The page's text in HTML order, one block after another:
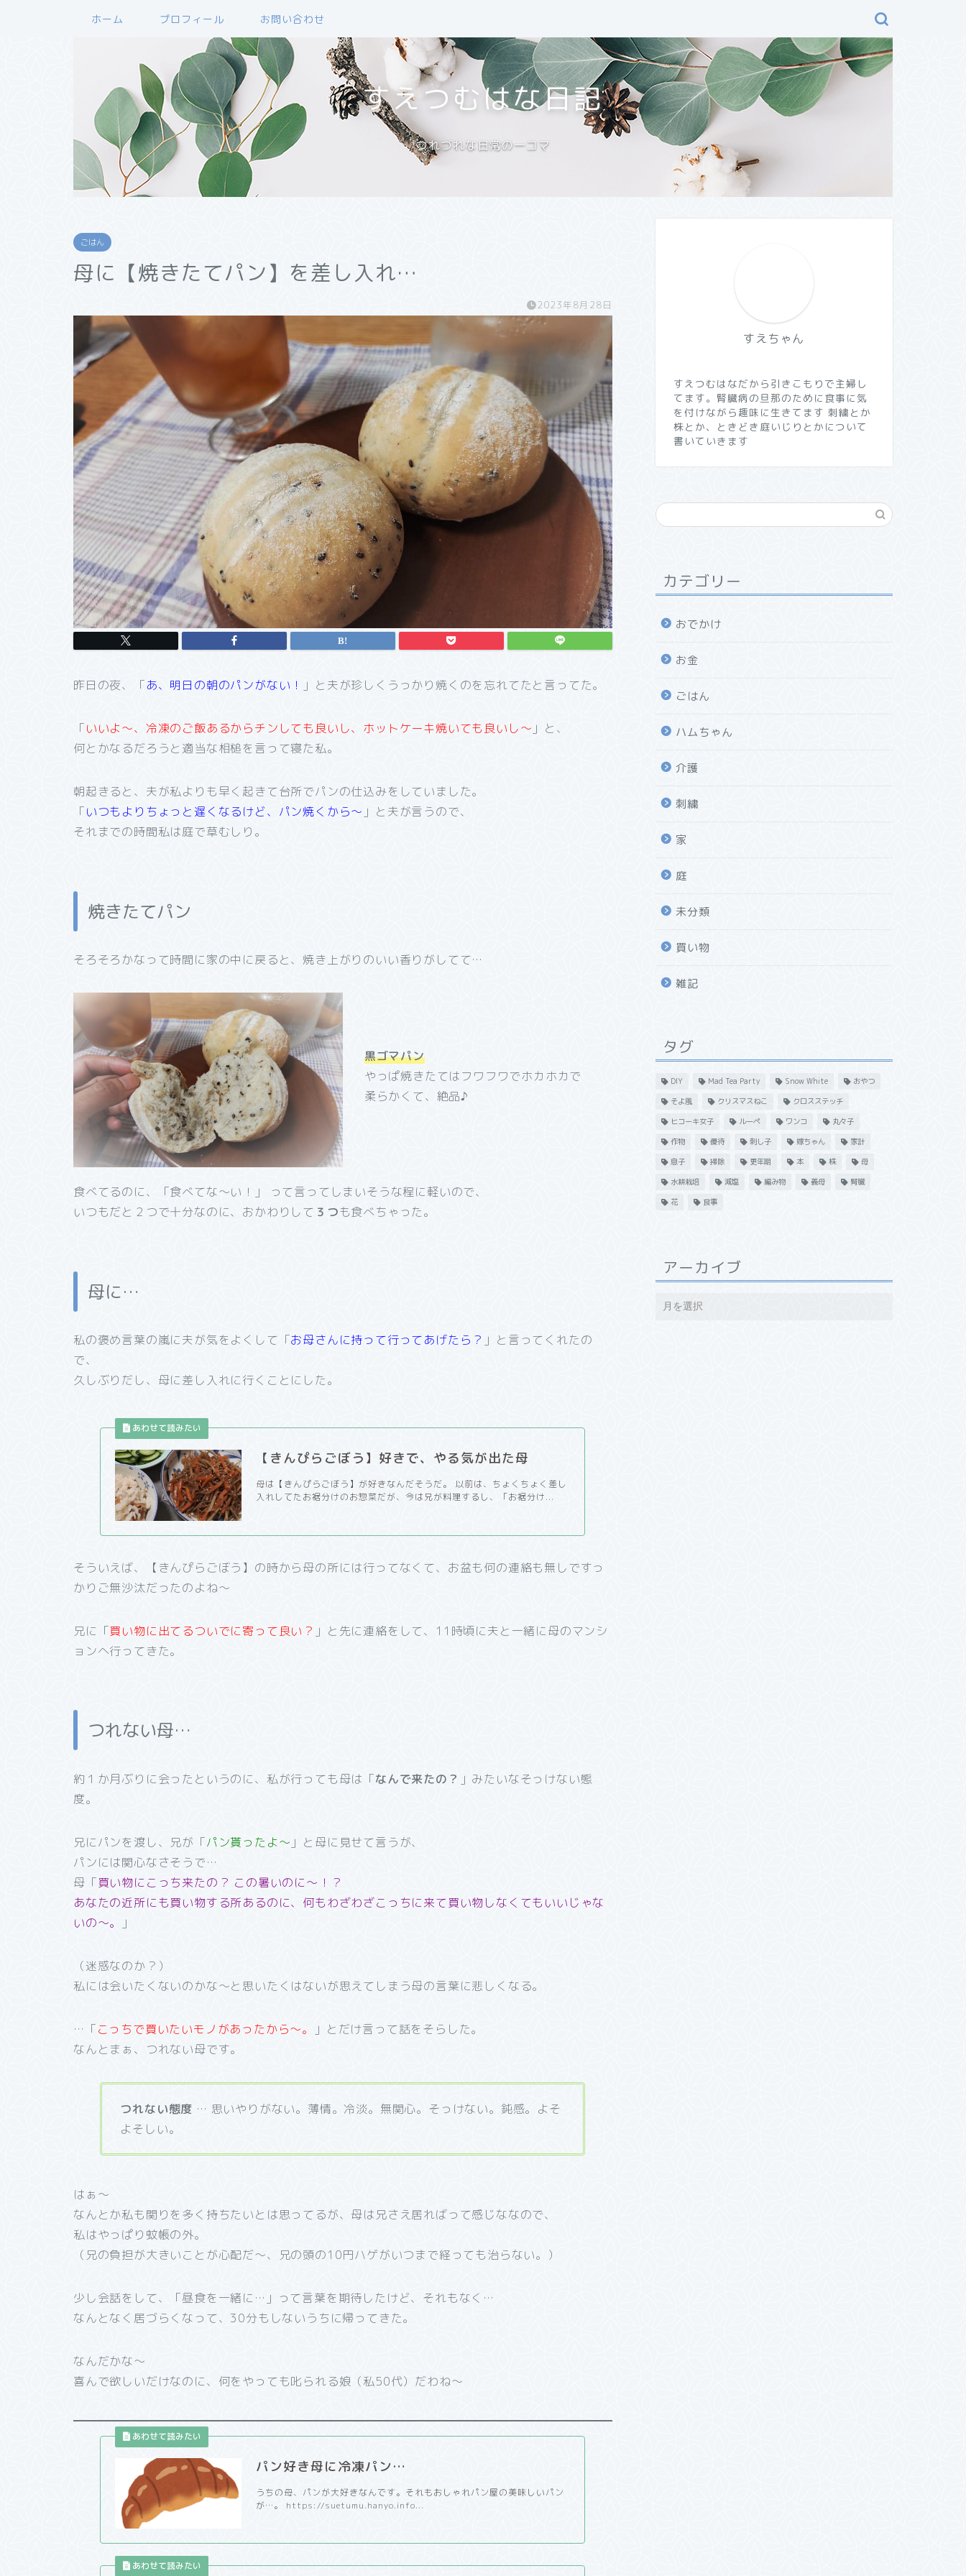
ホーム プロフィール お問い合わせ
すえつむはな日記
つれづれな日常の一コマ
ごはん
母に【焼きたてパン】を差し入れ…
2023年8月28日
昨日の夜、「あ、明日の朝のパンがない！ 」と夫が珍しくうっかり焼くのを忘れてたと言ってた。
「いいよ～、冷凍のご飯あるからチンしても良いし、ホットケーキ焼いても良いし～ 」と、
何とかなるだろうと適当な相槌を言って寝た私。
朝起きると、夫が私よりも早く起きて台所でパンの仕込みをしていました。
「いつもよりちょっと遅くなるけど、パン焼くから～ 」と夫が言うので、
それまでの時間私は庭で草むしり。
焼きたてパン
そろそろかなって時間に家の中に戻ると、焼き上がりのいい香りがしてて…
黒ゴマパン
やっぱ焼きたてはフワフワでホカホカで
柔らかくて、絶品♪
食べてるのに、「食べてな～い！」 って言ってしまいそうな程に軽いので、
いつもだと２つで十分なのに、おかわりして ３つも食べちゃった。
母に…
私の褒め言葉の嵐に夫が気をよくして「お母さんに持って行ってあげたら？ 」と言ってくれたの
で、
久しぶりだし、母に差し入れに行くことにした。
【きんぴらごぼう】好きで、やる気が出た母
母は【きんぴらごぼう】が好きなんだそうだ。 以前は、ちょくちょく差し
入れしてたお裾分けのお惣菜だが、今は兄が料理するし、「お裾分け...
そういえば、【きんぴらごぼう】の時から母の所には行ってなくて、お盆も何の連絡も無しですっ
かりご無沙汰だったのよね～
兄に「買い物に出てるついでに寄って良い？ 」と先に連絡をして、11時頃に夫と一緒に母のマンシ
ョンへ行ってきた。
つれない母…
約１か月ぶりに会ったというのに、私が行っても母は「なんで来たの？ 」みたいなそっけない態
度。
兄にパンを渡し、兄が「パン貰ったよ～ 」と母に見せて言うが、
パンには関心なさそうで…
母「買い物にこっち来たの？ この暑いのに～！？
あなたの近所にも買い物する所あるのに、何もわざわざこっちに来て買い物しなくてもいいじゃな
いの～。
」
（迷惑なのか？）
私には会いたくないのかな～と思いたくはないが思えてしまう母の言葉に悲しくなる。
…「こっちで買いたいモノがあったから～。
」とだけ言って話をそらした。
なんとまぁ、つれない母です。
つれない態度 … 思いやりがない。薄情。冷淡。無関心。そっけない。鈍感。よそ
よそしい。
はぁ～
なんとか私も関りを多く持ちたいとは思ってるが、母は兄さえ居ればって感じななので、
私はやっぱり蚊帳の外。
（兄の負担が大きいことが心配だ～、兄の頭の10円ハゲがいつまで経っても治らない。）
少し会話をして、「昼食を一緒に…」って言葉を期待したけど、それもなく…
なんとなく居づらくなって、30分もしないうちに帰ってきた。
なんだかな～
喜んで欲しいだけなのに、何をやっても叱られる娘（私50代）だわね～
パン好き母に冷凍パン…
うちの母、パンが大好きなんです。それもおしゃれパン屋の美味しいパン
が…。 https://suetumu.hanyo.info...
すえちゃん
すえつむはなだから引きこもりで主婦し
てます。腎臓病の旦那のために食事に気
を付けながら趣味に生きてます 刺繍とか
株とか、ときどき庭いじりとかについて
書いていきます
カテゴリー
おでかけ
お金
ごはん
ハムちゃん
介護
刺繍
家
庭
未分類
買い物
雑記
タグ
DIY Mad Tea Party Snow White
おやつ
そよ風
クリスマスねこ
クロスステッチ
ヒコーキ女子
ルーペ ワンコ
丸々子
作物
優待 刺し子 嫁ちゃん
家計
息子
掃除 更年期 本 株
母
水耕栽培
減塩 編み物 義母
腎臓
花
食事
アーカイブ